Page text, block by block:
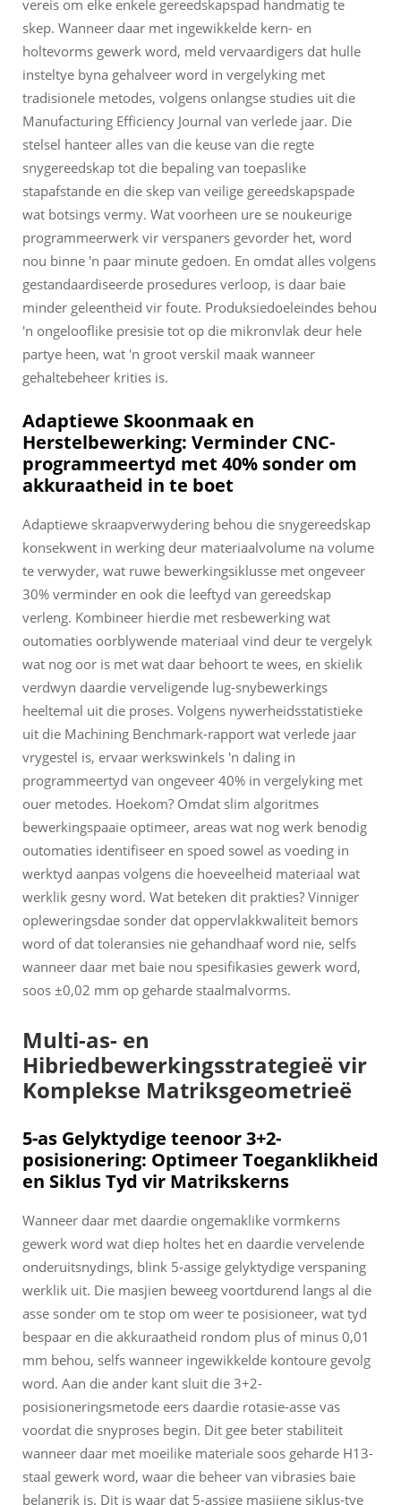
vereis om elke enkele gereedskapspad handmatig te
skep. Wanneer daar met ingewikkelde kern- en
holtevorms gewerk word, meld vervaardigers dat hulle
insteltye byna gehalveer word in vergelyking met
tradisionele metodes, volgens onlangse studies uit die
Manufacturing Efficiency Journal van verlede jaar. Die
stelsel hanteer alles van die keuse van die regte
snygereedskap tot die bepaling van toepaslike
stapafstande en die skep van veilige gereedskapspade
wat botsings vermy. Wat voorheen ure se noukeurige
programmeerwerk vir verspaners gevorder het, word
nou binne 'n paar minute gedoen. En omdat alles volgens
gestandaardiseerde prosedures verloop, is daar baie
minder geleentheid vir foute. Produksiedoeleindes behou
'n ongelooflike presisie tot op die mikronvlak deur hele
partye heen, wat 'n groot verskil maak wanneer
gehaltebeheer krities is.
Adaptiewe Skoonmaak en
Herstelbewerking: Verminder CNC-
programmeertyd met 40% sonder om
akkuraatheid in te boet
Adaptiewe skraapverwydering behou die snygereedskap
konsekwent in werking deur materiaalvolume na volume
te verwyder, wat ruwe bewerkingsiklusse met ongeveer
30% verminder en ook die leeftyd van gereedskap
verleng. Kombineer hierdie met resbewerking wat
outomaties oorblywende materiaal vind deur te vergelyk
wat nog oor is met wat daar behoort te wees, en skielik
verdwyn daardie verveligende lug-snybewerkings
heeltemal uit die proses. Volgens nywerheidsstatistieke
uit die Machining Benchmark-rapport wat verlede jaar
vrygestel is, ervaar werkswinkels 'n daling in
programmeertyd van ongeveer 40% in vergelyking met
ouer metodes. Hoekom? Omdat slim algoritmes
bewerkingspaaie optimeer, areas wat nog werk benodig
outomaties identifiseer en spoed sowel as voeding in
werktyd aanpas volgens die hoeveelheid materiaal wat
werklik gesny word. Wat beteken dit prakties? Vinniger
opleweringsdae sonder dat oppervlakkwaliteit bemors
word of dat toleransies nie gehandhaaf word nie, selfs
wanneer daar met baie nou spesifikasies gewerk word,
soos ±0,02 mm op geharde staalmalvorms.
Multi-as- en
Hibriedbewerkingsstrategieë vir
Komplekse Matriksgeometrieë
5-as Gelyktydige teenoor 3+2-
posisionering: Optimeer Toeganklikheid
en Siklus Tyd vir Matrikskerns
Wanneer daar met daardie ongemaklike vormkerns
gewerk word wat diep holtes het en daardie vervelende
onderuitsnydings, blink 5-assige gelyktydige verspaning
werklik uit. Die masjien beweeg voortdurend langs al die
asse sonder om te stop om weer te posisioneer, wat tyd
bespaar en die akkuraatheid rondom plus of minus 0,01
mm behou, selfs wanneer ingewikkelde kontoure gevolg
word. Aan die ander kant sluit die 3+2-
posisioneringsmetode eers daardie rotasie-asse vas
voordat die snyproses begin. Dit gee beter stabiliteit
wanneer daar met moeilike materiale soos geharde H13-
staal gewerk word, waar die beheer van vibrasies baie
belangrik is. Dit is waar dat 5-assige masjiene siklus-tye